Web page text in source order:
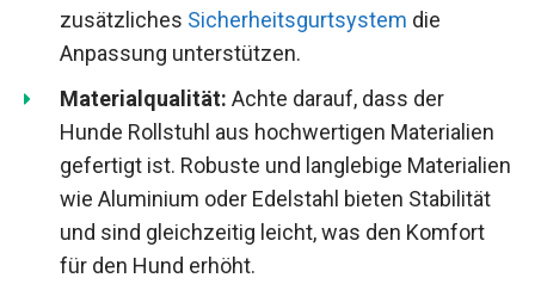
zusätzliches Sicherheitsgurtsystem die
Anpassung unterstützen.
Materialqualität: Achte darauf, dass der
Hunde Rollstuhl aus hochwertigen Materialien
gefertigt ist. Robuste und langlebige Materialien
wie Aluminium oder Edelstahl bieten Stabilität
und sind gleichzeitig leicht, was den Komfort
für den Hund erhöht.